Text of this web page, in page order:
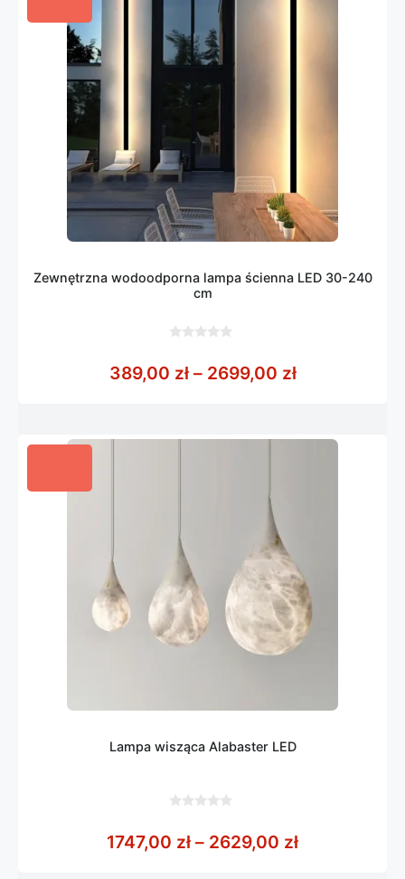
Zewnętrzna wodoodporna lampa ścienna LED 30-240
cm
5
389,00 zł – 2699,00 złZakres cen:
Lampa wisząca Alabaster LED
5
1747,00 zł – 2629,00 złZakres cen: